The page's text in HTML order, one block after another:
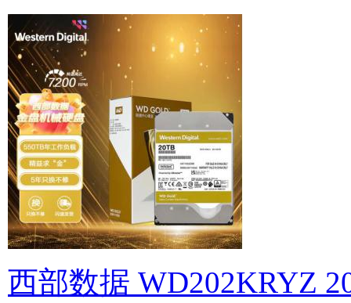
西部数据 WD202KRYZ